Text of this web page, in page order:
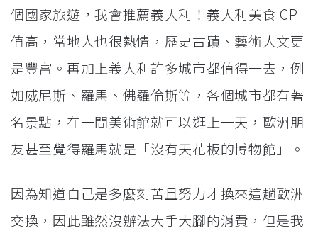
個國家旅遊，我會推薦義大利！義大利美食 CP
值高，當地人也很熱情，歷史古蹟、藝術人文更
是豐富。再加上義大利許多城市都值得一去，例
如威尼斯、羅馬、佛羅倫斯等，各個城市都有著
名景點，在一間美術館就可以逛上一天，歐洲朋
友甚至覺得羅馬就是「沒有天花板的博物館」。
因為知道自己是多麼刻苦且努力才換來這趟歐洲
交換，因此雖然沒辦法大手大腳的消費，但是我